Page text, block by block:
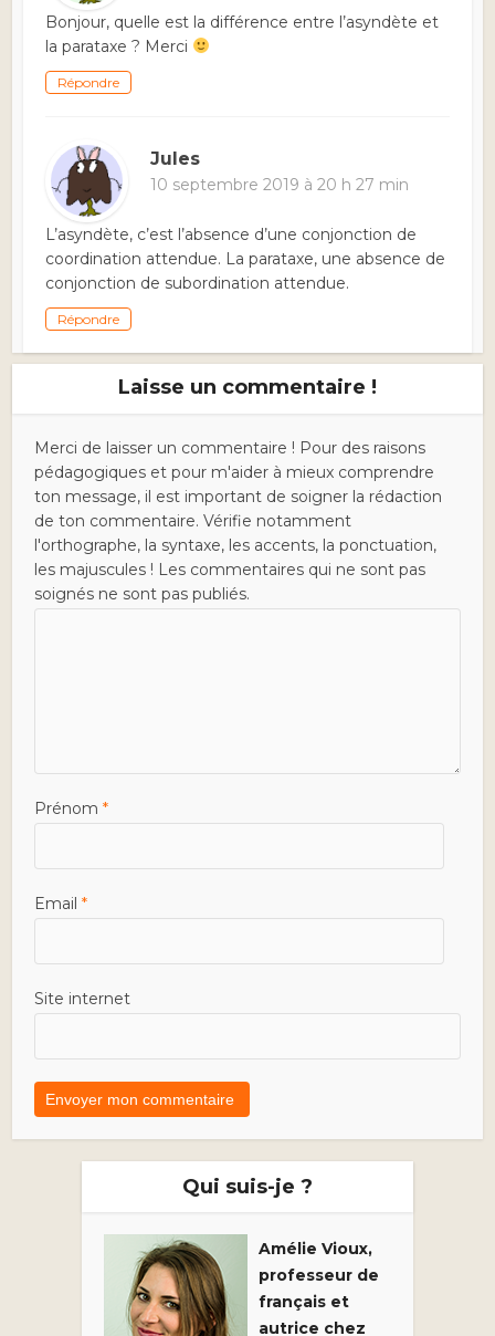
Bonjour, quelle est la différence entre l’asyndète et
la parataxe ? Merci
Répondre
Jules
10 septembre 2019 à 20 h 27 min
L’asyndète, c’est l’absence d’une conjonction de
coordination attendue. La parataxe, une absence de
conjonction de subordination attendue.
Répondre
Laisse un commentaire !
Merci de laisser un commentaire ! Pour des raisons
pédagogiques et pour m'aider à mieux comprendre
ton message, il est important de soigner la rédaction
de ton commentaire. Vérifie notamment
l'orthographe, la syntaxe, les accents, la ponctuation,
les majuscules ! Les commentaires qui ne sont pas
soignés ne sont pas publiés.
Prénom*
Email*
Site internet
Qui suis-je ?
Amélie Vioux,
professeur de
français et
autrice chez